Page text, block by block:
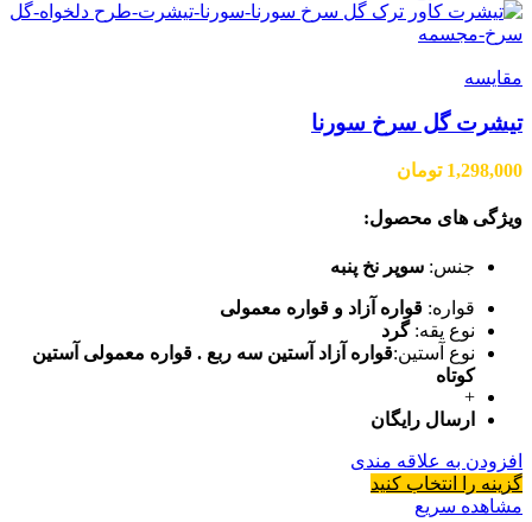
مقایسه
تیشرت گل سرخ سورنا
1,298,000 تومان
ویژگی های محصول:
جنس: سوپر نخ پنبه
قواره: قواره آزاد و قواره معمولی
نوع یقه:گرد
نوع آستین:قواره آزاد آستین سه ربع . قواره معمولی آستین
کوتاه
+
ارسال رایگان
افزودن به علاقه مندی
گزینه را انتخاب کنید
مشاهده سریع